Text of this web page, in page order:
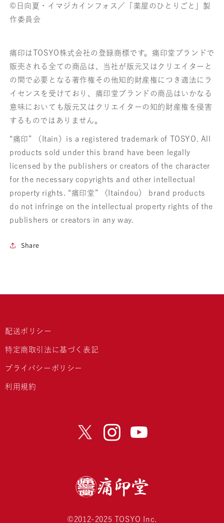
ら
す
や
©日向夏・イマジカインフォス／「薬屋のひとりごと」製
作委員会
痛印はTOSYO株式会社の登録商標です。痛印堂ブランドで
販売される全ての商品は、当社が版元又はクリエイターと
の間で必要となる著作権その他知的財産権につき適法にラ
イセンスを受けており、痛印堂ブランドの商品はいかなる
意味においても版元又はクリエイターの知的財産権を侵害
するものではありません。
“痛印” （Itain）is a registered trademark of TOSYO. All
products sold under this brand have been legally
licensed by the publishers or creators of the character
for the necessary copyrights and other intellectual
property rights. “痛印堂” （Itaindou） brand products
do not infringe on the intellectual property rights of the
publishers or creators in any way.
Share
配送ポリシー
特定商取引法に基づく表記
プライバシーポリシー
利用規約
©2012-2025 TOSYO Inc.